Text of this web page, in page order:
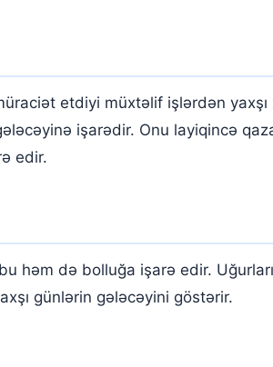
etdiyi müxtəlif işlərdən
işarədir. Onu layiqincə
edir.
həm də bolluğa işarə edir.
günlərin gələcəyini göstərir.